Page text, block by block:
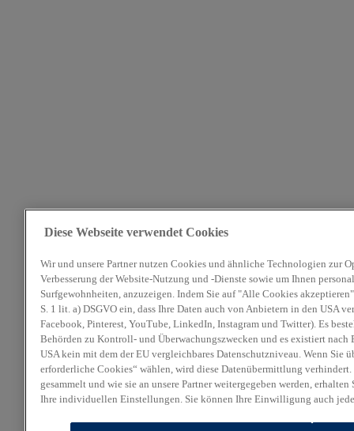
Diese Webseite verwendet Cookies
Wir und unsere Partner nutzen Cookies und ähnliche Technologien zur
Verbesserung der Website-Nutzung und -Dienste sowie um Ihnen
Surfgewohnheiten, anzuzeigen. Indem Sie auf "Alle Cookies
S. 1 lit. a) DSGVO ein, dass Ihre Daten auch von Anbietern in den USA
Facebook, Pinterest, YouTube, LinkedIn, Instagram und Twitter). Es
Behörden zu Kontroll- und Überwachungszwecken und es existiert nach
USA kein mit dem der EU vergleichbares Datenschutzniveau. Wenn Sie
erforderliche Cookies“ wählen, wird diese Datenübermittlung
gesammelt und wie sie an unsere Partner weitergegeben werden,
Ihre individuellen Einstellungen. Sie können Ihre Einwilligung auch